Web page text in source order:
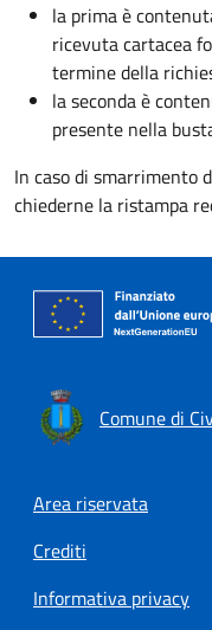
la prima è
ricevuta cartacea
termine della
la seconda è
presente nella
In caso di smarrimento
chiederne la ristampa
Comune di
Footer menu
Area riservata
Crediti
Informativa privacy